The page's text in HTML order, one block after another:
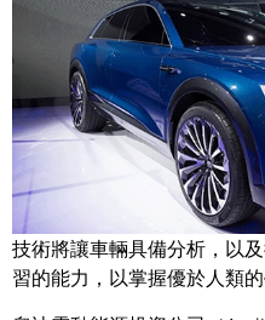
奧迪汽車高層週三在 CES
技術將讓車輛具備分析，以
習的能力，以掌握優於人類的